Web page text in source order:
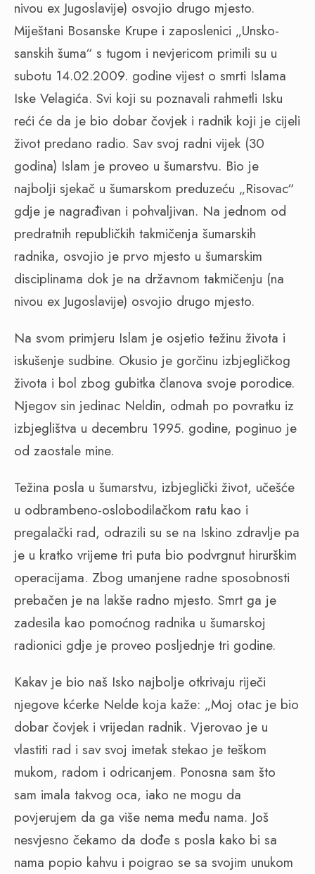
nivou ex Jugoslavije) osvojio drugo mjesto.
Miještani Bosanske Krupe i zaposlenici „Unsko-
sanskih šuma“ s tugom i nevjericom primili su u
subotu 14.02.2009. godine vijest o smrti Islama
Iske Velagića. Svi koji su poznavali rahmetli Isku
reći će da je bio dobar čovjek i radnik koji je cijeli
život predano radio. Sav svoj radni vijek (30
godina) Islam je proveo u šumarstvu. Bio je
najbolji sjekač u šumarskom preduzeću „Risovac“
gdje je nagrađivan i pohvaljivan. Na jednom od
predratnih republičkih takmičenja šumarskih
radnika, osvojio je prvo mjesto u šumarskim
disciplinama dok je na državnom takmičenju (na
nivou ex Jugoslavije) osvojio drugo mjesto.
Na svom primjeru Islam je osjetio težinu života i
iskušenje sudbine. Okusio je gorčinu izbjegličkog
života i bol zbog gubitka članova svoje porodice.
Njegov sin jedinac Neldin, odmah po povratku iz
izbjeglištva u decembru 1995. godine, poginuo je
od zaostale mine.
Težina posla u šumarstvu, izbjeglički život, učešće
u odbrambeno-oslobodilačkom ratu kao i
pregalački rad, odrazili su se na Iskino zdravlje pa
je u kratko vrijeme tri puta bio podvrgnut hirurškim
operacijama. Zbog umanjene radne sposobnosti
prebačen je na lakše radno mjesto. Smrt ga je
zadesila kao pomoćnog radnika u šumarskoj
radionici gdje je proveo posljednje tri godine.
Kakav je bio naš Isko najbolje otkrivaju riječi
njegove kćerke Nelde koja kaže: „Moj otac je bio
dobar čovjek i vrijedan radnik. Vjerovao je u
vlastiti rad i sav svoj imetak stekao je teškom
mukom, radom i odricanjem. Ponosna sam što
sam imala takvog oca, iako ne mogu da
povjerujem da ga više nema među nama. Još
nesvjesno čekamo da dođe s posla kako bi sa
nama popio kahvu i poigrao se sa svojim unukom